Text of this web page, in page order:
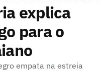
explica
para o
empata na estreia